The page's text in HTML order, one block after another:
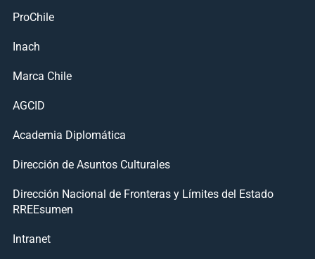
ProChile
Inach
Marca Chile
AGCID
Academia Diplomática
Dirección de Asuntos Culturales
Dirección Nacional de Fronteras y Límites del Estado
RREEsumen
Intranet